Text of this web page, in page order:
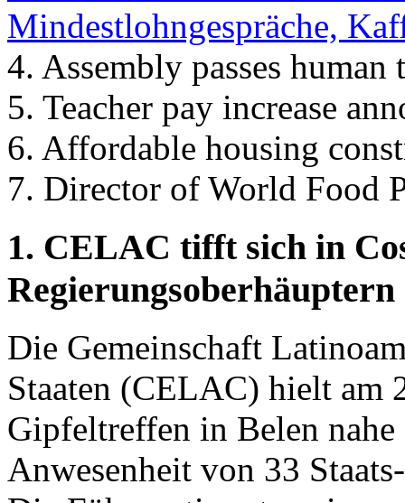
Mindestlohngespräche,
4. Assembly passes
5. Teacher pay increase
6. Affordable housing
7. Director of World Food
1. CELAC tifft sich in
Regierungsoberhäuptern
Die Gemeinschaft
Staaten (CELAC) hielt am
Gipfeltreffen in Belen nahe
Anwesenheit von 33